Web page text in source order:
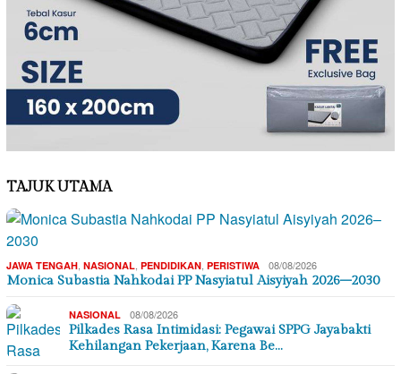
TAJUK UTAMA
JAWA TENGAH NASIONAL PENDIDIKAN PERISTIWA 08/08/2026
Monica Subastia Nahkodai PP Nasyiatul Aisyiyah 2026–2030
NASIONAL 08/08/2026
Pilkades Rasa Intimidasi: Pegawai SPPG Jayabakti
Kehilangan Pekerjaan, Karena Be…